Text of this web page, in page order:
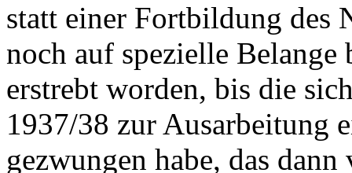
statt einer Fortbildung des
noch auf spezielle Belange
erstrebt worden, bis die
1937/38 zur Ausarbeitung
gezwungen habe, das